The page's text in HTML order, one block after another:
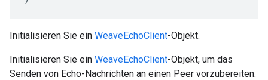
Initialisieren Sie ein WeaveEchoClient-Objekt.
Initialisieren Sie ein WeaveEchoClient-Objekt, um das
Senden von Echo-Nachrichten an einen Peer vorzubereiten.